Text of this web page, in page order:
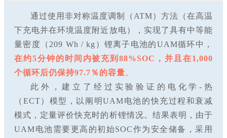
通过使用非对称温度调制（ATM）方法（在高温
下充电并在环境温度附近放电），实现了具有中等能
量密度（209 Wh / kg）锂离子电池的UAM循环中，
在约5分钟的时间内被充到88%SOC，并且在1,000
个循环后仍保持97.7％的容量。
此外，建立了经过实验验证的电化学-热
（ECT）模型，以阐明UAM电池的快充过程和衰减
模式，定量评价快充时的析锂情况。结果表明，由于
UAM电池需要更高的初始SOC作为安全储备，采用